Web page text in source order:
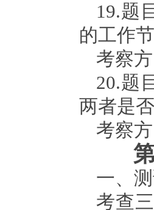
19.题
的工作
考察
20.题
两者是
考察
一、
考查